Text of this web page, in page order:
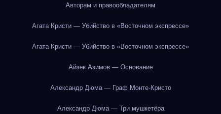
Авторам и правообладателям
Агата Кристи — Убийство в «Восточном экспрессе»
Агата Кристи — Убийство в «Восточном экспрессе»
Айзек Азимов — Основание
Александр Дюма — Граф Монте-Кристо
Александр Дюма — Три мушкетёра